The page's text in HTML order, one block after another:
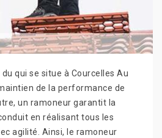
du qui se situe à Courcelles Au
de la performance de
un ramoneur garantit la
en réalisant tous les
agilité. Ainsi, le ramoneur